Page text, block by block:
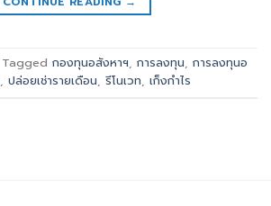
Tagged กองทุนอสังหาฯ, การลงทุน, การลงทุนอ
, ปล่อยเช่ารายเดือน, รีโนเวท, เก็งกำไร